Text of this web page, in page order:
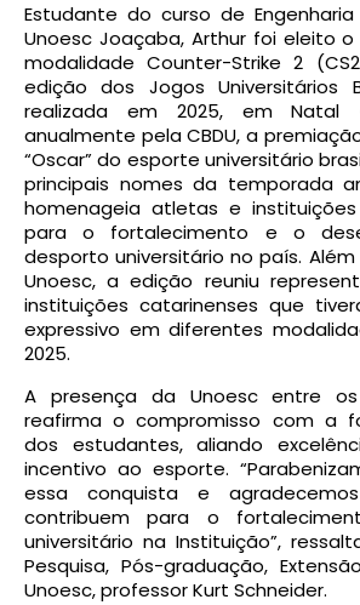
Estudante do curso de
Unoesc Joaçaba, Arthur foi eleito
modalidade Counter-Strike 2
edição dos Jogos Universitários
realizada em 2025, em Natal
anualmente pela CBDU, a
“Oscar” do esporte universitário
principais nomes da temporada
homenageia atletas e
para o fortalecimento e o
desporto universitário no país.
Unoesc, a edição reuniu
instituições catarinenses que
expressivo em diferentes
2025.
A presença da Unoesc entre os
reafirma o compromisso com a
dos estudantes, aliando
incentivo ao esporte.
essa conquista e
contribuem para o
universitário na Instituição”,
Pesquisa, Pós-graduação,
Unoesc, professor Kurt Schneider.